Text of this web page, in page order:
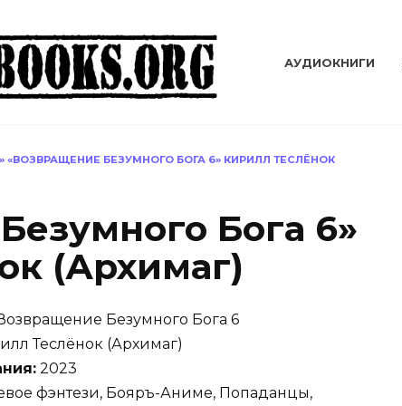
АУДИОКНИГИ
» «ВОЗВРАЩЕНИЕ БЕЗУМНОГО БОГА 6» КИРИЛЛ ТЕСЛЁНОК
Бога 6»
(Архимаг)
Безумного Бога 6
Теслёнок (Архимаг)
2023
фэнтези, Бояръ-Аниме, Попаданцы,